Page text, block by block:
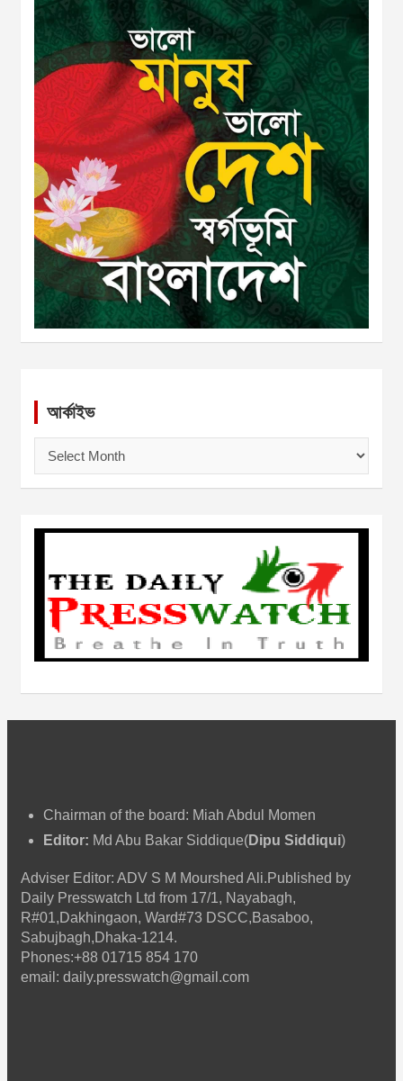
আর্কাইভ
ই
Chairman of the board: Miah Abdul Momen
Editor: Md Abu Bakar Siddique(Dipu Siddiqui)
Adviser Editor: ADV S M Mourshed Ali.Published by
Daily Presswatch Ltd from 17/1, Nayabagh,
R#01,Dakhingaon, Ward#73 DSCC,Basaboo,
Sabujbagh,Dhaka-1214.
Phones:+88 01715 854 170
email: daily.presswatch@gmail.com